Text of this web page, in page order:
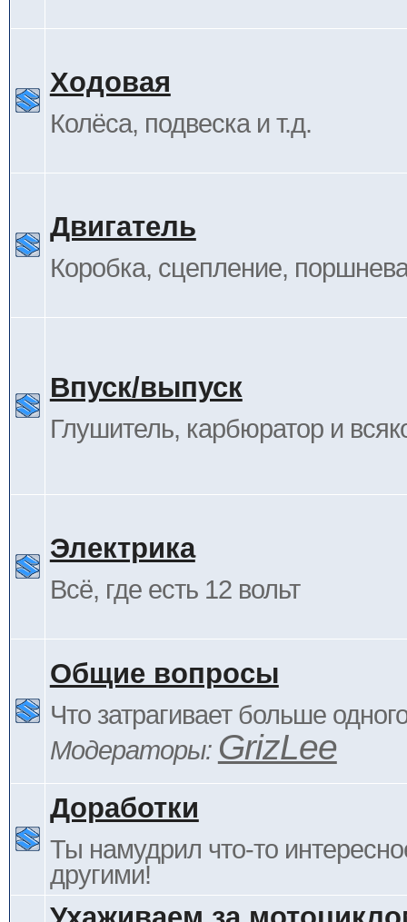
Ходовая
Колёса, подвеска и т.д.
Двигатель
Коробка, сцепление,
Впуск/выпуск
Глушитель, карбюратор и
Электрика
Всё, где есть 12 вольт
Общие вопросы
Что затрагивает больше
Модераторы: GrizLee
Доработки
Ты намудрил что-то
другими!